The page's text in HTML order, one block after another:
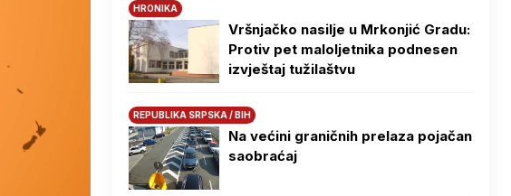
HRONIKA
Vršnjačko nasilje u Mrkonjić Gradu:
Protiv pet maloljetnika podnesen
izvještaj tužilaštvu
REPUBLIKA SRPSKA / BIH
Na većini graničnih prelaza pojačan
saobraćaj